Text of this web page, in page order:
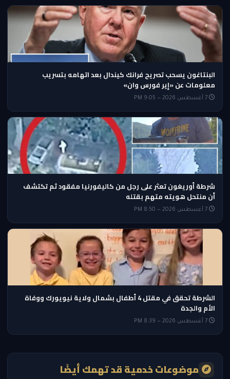
البنتاغون يسحب تصريح فرانك كيندال بعد اتهامه بتسريب
معلومات عن «إير فورس وان»
شرطة أوريغون تعثر على رجل من كاليفورنيا مفقود ثم تكتشف
أن منتحل هويته متهم بقتله
الشرطة تحقق في مقتل 4 أطفال بشمال ولاية نيويورك ووفاة
الأم والجدة
موضوعات خدمية قد تهمك أيضًا